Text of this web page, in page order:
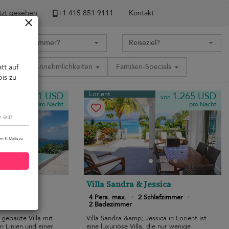
gesehen +1 ​415 851 9111 Kontakt
Annehmlichkeiten Familien-Specials
1.971 USD
pro Nacht
Villa mit
Linien und einer
Lorient von 1.265 USD
pro Nacht
Villa Sandra & Jessica
4 Pers. max. · 2 Schlafzimmer ·
2 Badezimmer
Villa Sandra &amp; Jessica in Lorient ist
eine luxuriöse Villa, die nur wenige
auf
zu
E-Mails zu